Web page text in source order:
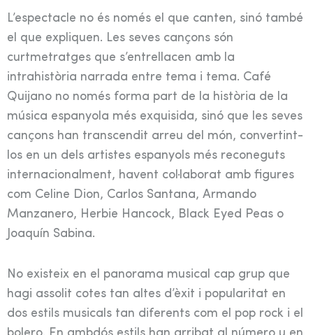
L’espectacle no és només el que canten, sinó també
el que expliquen. Les seves cançons són
curtmetratges que s’entrellacen amb la
intrahistòria narrada entre tema i tema. Café
Quijano no només forma part de la història de la
música espanyola més exquisida, sinó que les seves
cançons han transcendit arreu del món, convertint-
los en un dels artistes espanyols més reconeguts
internacionalment, havent col·laborat amb figures
com Celine Dion, Carlos Santana, Armando
Manzanero, Herbie Hancock, Black Eyed Peas o
Joaquín Sabina.
No existeix en el panorama musical cap grup que
hagi assolit cotes tan altes d’èxit i popularitat en
dos estils musicals tan diferents com el pop rock i el